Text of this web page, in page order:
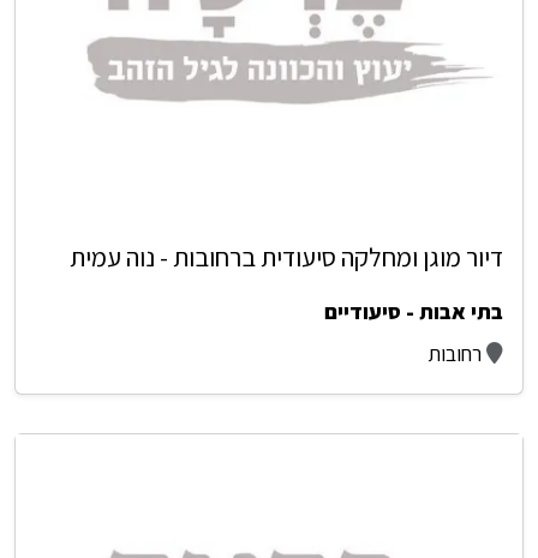
דיור מוגן ומחלקה סיעודית ברחובות - נוה עמית
בתי אבות - סיעודיים
רחובות